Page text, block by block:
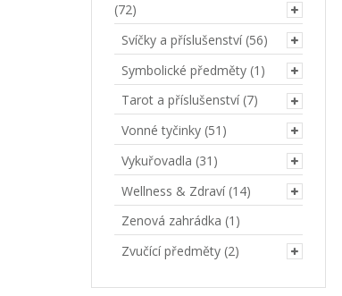
(72)
Svíčky a příslušenství (56)
Symbolické předměty (1)
Tarot a příslušenství (7)
Vonné tyčinky (51)
Vykuřovadla (31)
Wellness & Zdraví (14)
Zenová zahrádka (1)
Zvučící předměty (2)